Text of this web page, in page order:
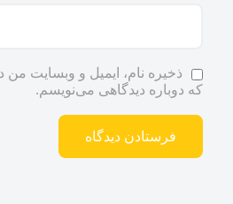
ذخیره نام، ایمیل و وبسایت من
که دوباره دیدگاهی می‌نویسم.